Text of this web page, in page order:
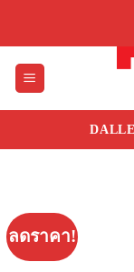
ลดราคา!